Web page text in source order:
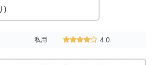
)
私用 4.0